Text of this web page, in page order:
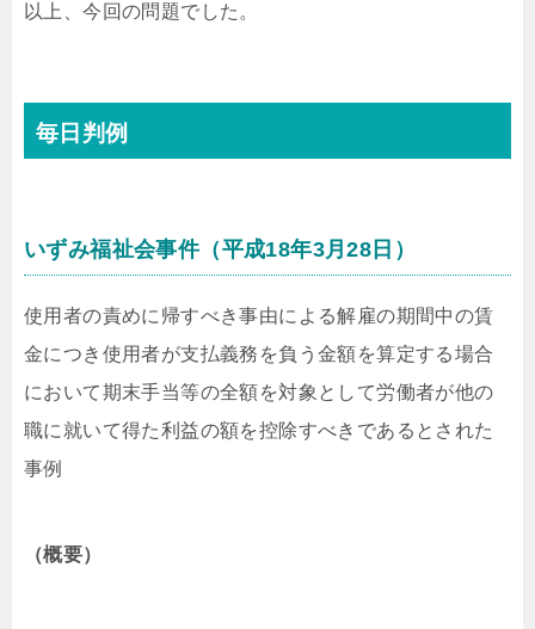
以上、今回の問題でした。
毎日判例
いずみ福祉会事件（平成18年3月28日）
使用者の責めに帰すべき事由による解雇の期間中の賃
金につき使用者が支払義務を負う金額を算定する場合
において期末手当等の全額を対象として労働者が他の
職に就いて得た利益の額を控除すべきであるとされた
事例
（概要）